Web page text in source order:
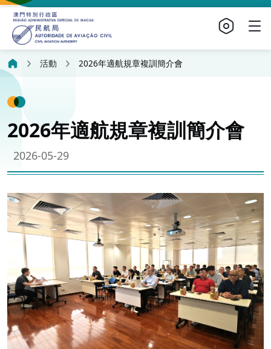
活動 2026年適航規章複訓簡介會
2026年適航規章複訓簡介會
2026-05-29